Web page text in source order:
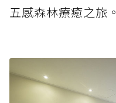
五感森林療癒之旅。